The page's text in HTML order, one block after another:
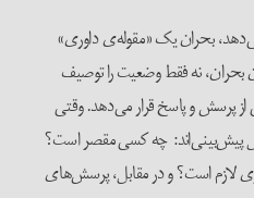
بحران یک «مقوله‌ی داوری»
بحران، نه فقط وضعیت را توصیف
پرسش و پاسخ قرار می‌دهد. وقتی
پیش‌بینی‌اند: چه کسی مقصر است؟
لازم است؟ و در مقابل، پرسش‌های